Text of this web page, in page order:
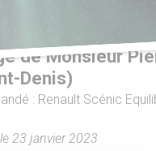
de Monsieur
Denis)
: Renault Scénic
23 janvier 2023